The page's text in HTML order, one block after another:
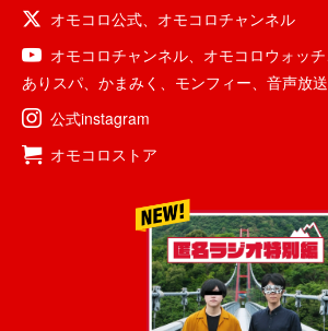
オモコロ公式
オモコロチャンネル
オモコロチャンネル
オモコロウォッチ
ありスパ
かまみく モンフィー
音声放送
公式instagram
オモコロストア